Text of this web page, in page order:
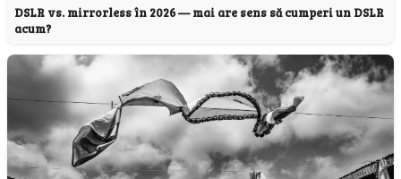
DSLR vs. mirrorless în 2026 — mai are sens să cumperi un DSLR
acum?